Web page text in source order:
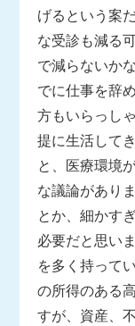
げるという案
な受診も減る
で減らないか
でに仕事を辞
方もいらっし
提に生活して
と、医療環境
な議論があり
とか、細かす
必要だと思い
を多く持って
の所得のある
すが、資産、